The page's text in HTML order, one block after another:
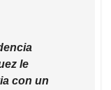
le
con un